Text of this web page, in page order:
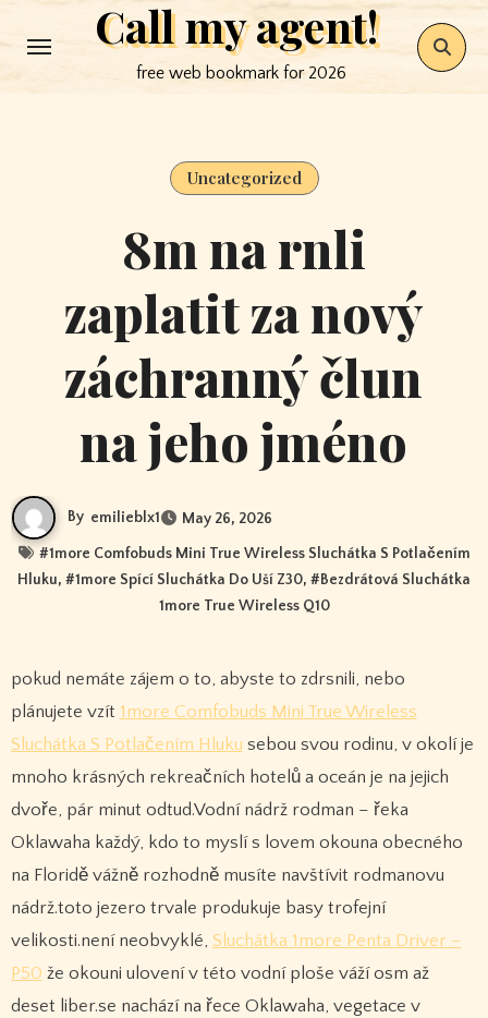
to
Call my agent!
free web bookmark for 2026
Uncategorized
8m na rnli
zaplatit za nový
záchranný člun
na jeho jméno
By emilieblx1 May 26, 2026
#1more Comfobuds Mini True Wireless Sluchátka S Potlačením
Hluku, #1more Spící Sluchátka Do Uší Z30, #Bezdrátová Sluchátka
1more True Wireless Q10
pokud nemáte zájem o to, abyste to zdrsnili, nebo
plánujete vzít 1more Comfobuds Mini True Wireless
Sluchátka S Potlačením Hluku sebou svou rodinu, v okolí je
mnoho krásných rekreačních hotelů a oceán je na jejich
dvoře, pár minut odtud.Vodní nádrž rodman – řeka
Oklawaha každý, kdo to myslí s lovem okouna obecného
na Floridě vážně rozhodně musíte navštívit rodmanovu
nádrž.toto jezero trvale produkuje basy trofejní
velikosti.není neobvyklé, Sluchátka 1more Penta Driver –
P50 že okouni ulovení v této vodní ploše váží osm až
deset liber.se nachází na řece Oklawaha, vegetace v